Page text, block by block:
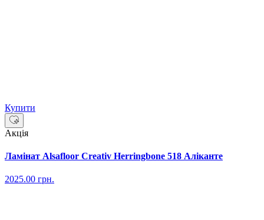
Купити
Акція
Ламінат Alsafloor Creativ Herringbone 518 Аліканте
2025.00 грн.